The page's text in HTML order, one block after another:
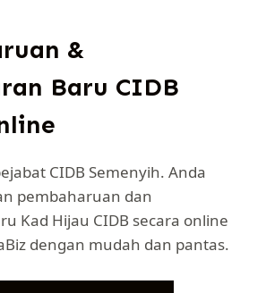
&
Baru CIDB
CIDB Semenyih. Anda
pembaharuan dan
Kad Hijau CIDB secara online
dengan mudah dan pantas.